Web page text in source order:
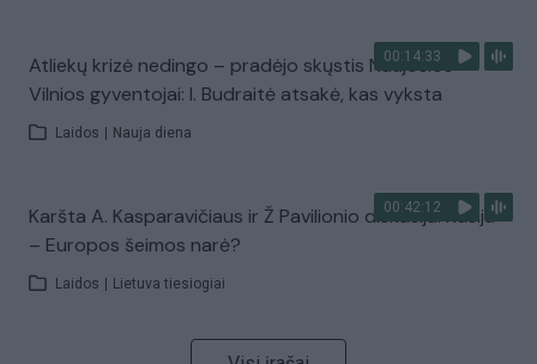
00:14:33
Atliekų krizė nedingo – pradėjo skųstis Naujosios
Vilnios gyventojai: I. Budraitė atsakė, kas vyksta
Laidos Nauja diena
00:42:12
Karšta A. Kasparavičiaus ir Ž Pavilionio diskusija: Rusija
– Europos šeimos narė?
Laidos Lietuva tiesiogiai